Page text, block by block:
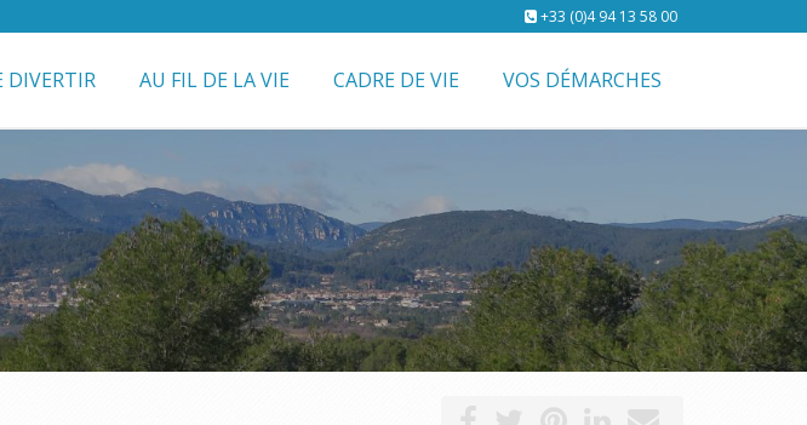
+33 (0)4 94 13 58 00
DIVERTIR AU FIL DE LA VIE CADRE DE VIE VOS DÉMARCHES